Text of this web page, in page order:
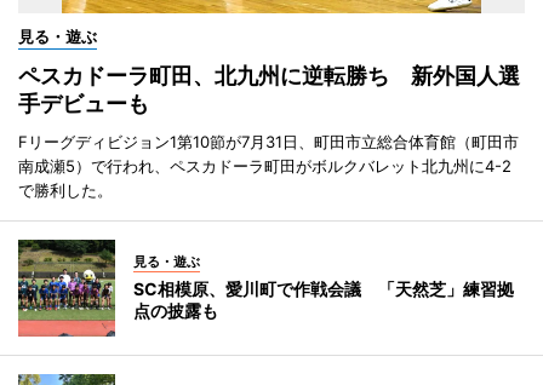
見る・遊ぶ
ペスカドーラ町田、北九州に逆転勝ち 新外国人選
手デビューも
Fリーグディビジョン1第10節が7月31日、町田市立総合体育館（町田市
南成瀬5）で行われ、ペスカドーラ町田がボルクバレット北九州に4-2
で勝利した。
見る・遊ぶ
SC相模原、愛川町で作戦会議 「天然芝」練習拠
点の披露も